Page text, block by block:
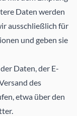
Daten werden
ausschließlich für
und geben sie
Daten, der E-
des
etwa über den